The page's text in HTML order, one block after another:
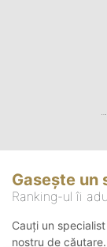
Gasește un
Ranking-ul îi
Cauți un
nostru de